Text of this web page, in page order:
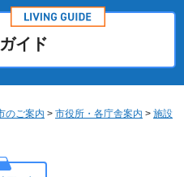
イド
のご案内 > 市役所・各庁舎案内 > 施設